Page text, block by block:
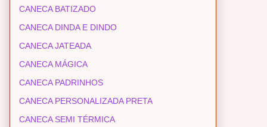
CANECA BATIZADO
CANECA DINDA E DINDO
CANECA JATEADA
CANECA MÁGICA
CANECA PADRINHOS
CANECA PERSONALIZADA PRETA
CANECA SEMI TÉRMICA